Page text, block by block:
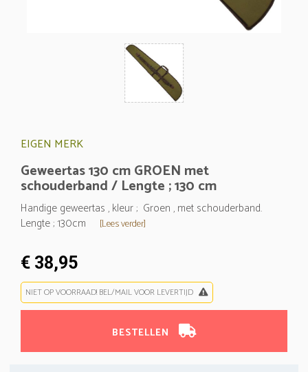
EIGEN MERK
Geweertas 130 cm GROEN met
schouderband / Lengte ; 130 cm
Handige geweertas , kleur ; Groen , met schouderband.
Lengte ; 130cm
[Lees verder]
€ 38,95
NIET OP VOORRAAD! BEL/MAIL VOOR LEVERTIJD
BESTELLEN